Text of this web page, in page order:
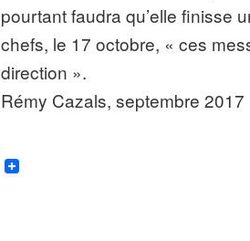
pourtant faudra qu’elle finisse
chefs, le 17 octobre, « ces
direction ».
Rémy Cazals, septembre 2017